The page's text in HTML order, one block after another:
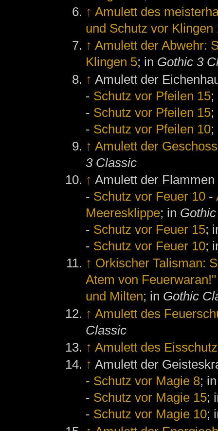
↑ Amulett des
und Schutz vor Klingen
↑ Amulett der Abwehr:
Klingen 5; in Gothic 3
↑ Amulett der
- Schutz vor Pfeilen 15
- Schutz vor Pfeilen 15
- Schutz vor Pfeilen 10
↑ Amulett der
3 Classic
↑ Amulett der Flammen
- Schutz vor Feuer 10 -
Meeresklippe; in
- Schutz vor Feuer 15;
- Schutz vor Feuer 10;
↑ Orkischer Talisman:
Atem von Feuerwaran!"
und Milten; in Gothic
↑ Amulett des
Classic
↑ Amulett des
↑ Amulett der
- Schutz vor Magie 8;
- Schutz vor Magie 15;
- Schutz vor Magie 10;